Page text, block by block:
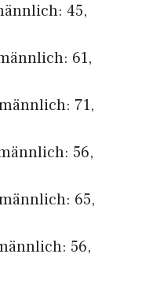
45,
61,
71,
56,
65,
56,